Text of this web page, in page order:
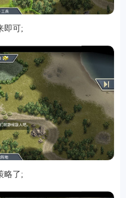
即可;
略了;